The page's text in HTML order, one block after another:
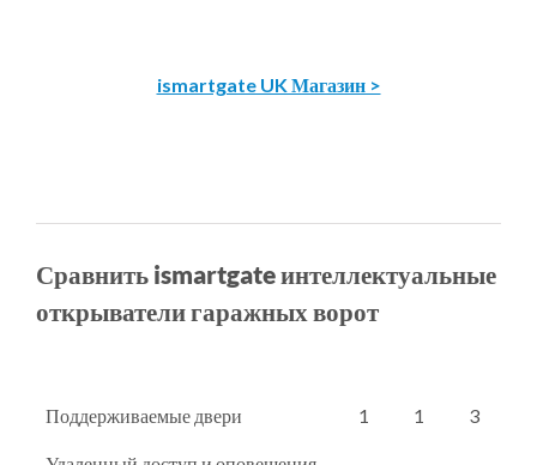
ismartgate UK Магазин >
Сравнить ismartgate интеллектуальные
открыватели гаражных ворот
Поддерживаемые двери 1 1 3